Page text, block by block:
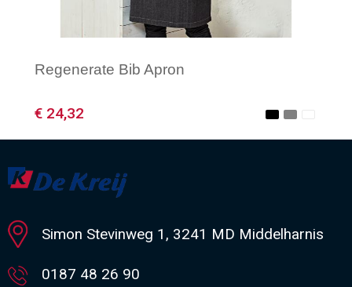
Regenerate Bib Apron
€ 24,32
Minimale afname: 1
Simon Stevinweg 1, 3241 MD Middelharnis
0187 48 26 90